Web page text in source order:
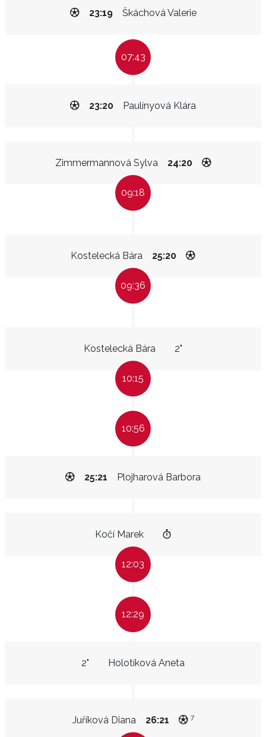
Škáchová Valerie
23:19
07:43
Paulínyová Klára
23:20
Zimmermannová Sylva 24:20
09:18
Kostelecká Bára 25:20
09:36
Kostelecká Bára 2"
10:15
10:56
Plojharová Barbora
25:21
Kočí Marek
12:03
12:29
Holotíková Aneta
2"
Juříková Diana 26:21 7